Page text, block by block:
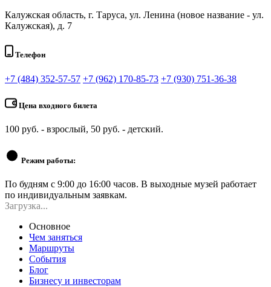
Калужская область, г. Таруса, ул. Ленина (новое название - ул.
Калужская), д. 7
Телефон
+7 (484) 352-57-57 +7 (962) 170-85-73 +7 (930) 751-36-38
Цена входного билета
100 руб. - взрослый, 50 руб. - детский.
Режим работы:
По будням с 9:00 до 16:00 часов. В выходные музей работает
по индивидуальным заявкам.
Загрузка...
Основное
Чем заняться
Маршруты
События
Блог
Бизнесу и инвесторам